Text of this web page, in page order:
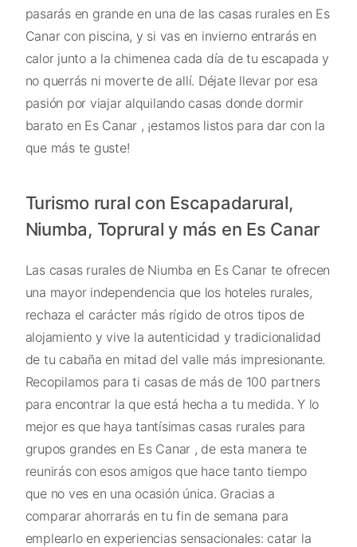
pasarás en grande en una de las casas rurales en Es
Canar con piscina, y si vas en invierno entrarás en
calor junto a la chimenea cada día de tu escapada y
no querrás ni moverte de allí. Déjate llevar por esa
pasión por viajar alquilando casas donde dormir
barato en Es Canar , ¡estamos listos para dar con la
que más te guste!
Turismo rural con Escapadarural,
Niumba, Toprural y más en Es Canar
Las casas rurales de Niumba en Es Canar te ofrecen
una mayor independencia que los hoteles rurales,
rechaza el carácter más rígido de otros tipos de
alojamiento y vive la autenticidad y tradicionalidad
de tu cabaña en mitad del valle más impresionante.
Recopilamos para ti casas de más de 100 partners
para encontrar la que está hecha a tu medida. Y lo
mejor es que haya tantísimas casas rurales para
grupos grandes en Es Canar , de esta manera te
reunirás con esos amigos que hace tanto tiempo
que no ves en una ocasión única. Gracias a
comparar ahorrarás en tu fin de semana para
emplearlo en experiencias sensacionales: catar la